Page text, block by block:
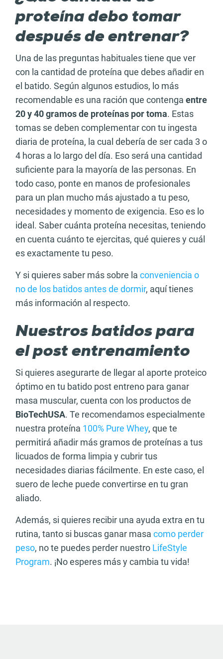
proteína debo tomar
después de entrenar?
Una de las preguntas habituales tiene que ver
con la cantidad de proteína que debes añadir en
el batido. Según algunos estudios, lo más
recomendable es una ración que contenga entre
20 y 40 gramos de proteínas por toma. Estas
tomas se deben complementar con tu ingesta
diaria de proteína, la cual debería de ser cada 3 o
4 horas a lo largo del día. Eso será una cantidad
suficiente para la mayoría de las personas. En
todo caso, ponte en manos de profesionales
para un plan mucho más ajustado a tu peso,
necesidades y momento de exigencia. Eso es lo
ideal. Saber cuánta proteína necesitas, teniendo
en cuenta cuánto te ejercitas, qué quieres y cuál
es exactamente tu peso.
Y si quieres saber más sobre la conveniencia o
no de los batidos antes de dormir, aquí tienes
más información al respecto.
Nuestros batidos para
el post entrenamiento
Si quieres asegurarte de llegar al aporte proteico
óptimo en tu batido post entreno para ganar
masa muscular, cuenta con los productos de
BioTechUSA. Te recomendamos especialmente
nuestra proteína 100% Pure Whey, que te
permitirá añadir más gramos de proteínas a tus
licuados de forma limpia y cubrir tus
necesidades diarias fácilmente. En este caso, el
suero de leche puede convertirse en tu gran
aliado.
Además, si quieres recibir una ayuda extra en tu
rutina, tanto si buscas ganar masa como perder
peso, no te puedes perder nuestro LifeStyle
Program. ¡No esperes más y cambia tu vida!